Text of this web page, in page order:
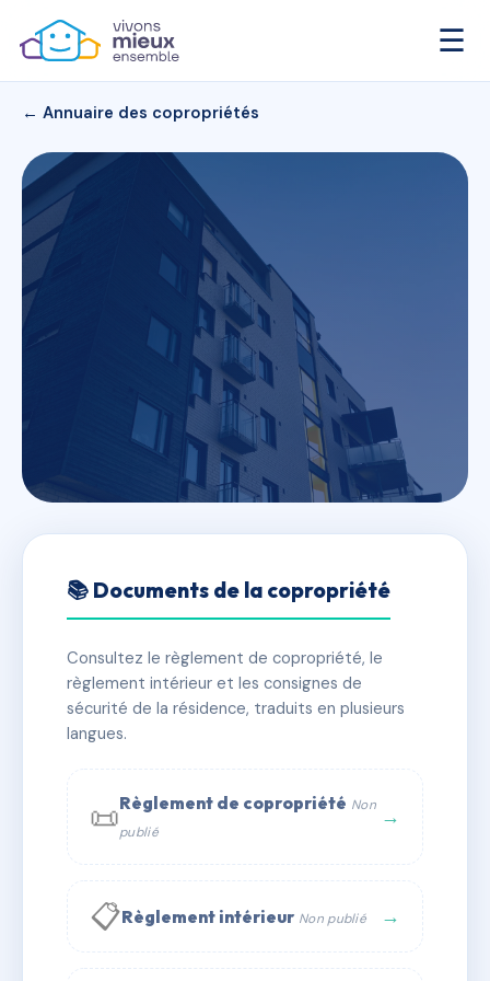
☰
← Annuaire des copropriétés
Les Terrasses de Daumesnil
✓ Immatriculée 🏠 243 lots 🏗 3 bâtiment(s)
📞 Contacter Syndic Digital
📚 Documents de la copropriété
Consultez le règlement de copropriété, le
règlement intérieur et les consignes de
sécurité de la résidence, traduits en plusieurs
langues.
📜Règlement de copropriété Non
publié
→
📋Règlement intérieur Non publié →